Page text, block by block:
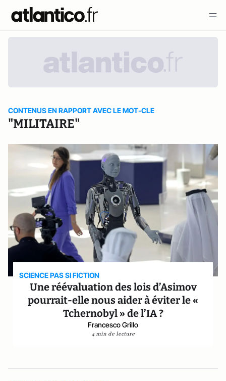
CONTENUS EN RAPPORT AVEC LE MOT-CLE
"MILITAIRE"
SCIENCE PAS SI FICTION
Une réévaluation des lois d’Asimov
pourrait-elle nous aider à éviter le «
Tchernobyl » de l’IA ?
Francesco Grillo
4 min de lecture